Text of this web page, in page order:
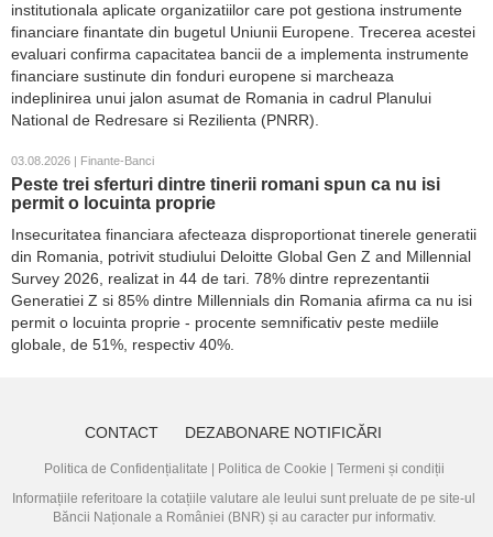
institutionala aplicate organizatiilor care pot gestiona instrumente
financiare finantate din bugetul Uniunii Europene. Trecerea acestei
evaluari confirma capacitatea bancii de a implementa instrumente
financiare sustinute din fonduri europene si marcheaza
indeplinirea unui jalon asumat de Romania in cadrul Planului
National de Redresare si Rezilienta (PNRR).
03.08.2026 | Finante-Banci
Peste trei sferturi dintre tinerii romani spun ca nu isi
permit o locuinta proprie
Insecuritatea financiara afecteaza disproportionat tinerele generatii
din Romania, potrivit studiului Deloitte Global Gen Z and Millennial
Survey 2026, realizat in 44 de tari. 78% dintre reprezentantii
Generatiei Z si 85% dintre Millennials din Romania afirma ca nu isi
permit o locuinta proprie - procente semnificativ peste mediile
globale, de 51%, respectiv 40%.
CONTACT DEZABONARE NOTIFICĂRI
Politica de Confidențialitate Politica de Cookie
Termeni și condiții
Informațiile referitoare la cotațiile valutare ale leului sunt preluate de pe site-ul
Băncii Naționale a României (BNR)și au caracter pur informativ.